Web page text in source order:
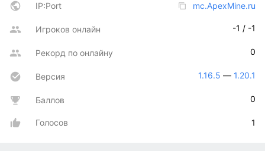
IP:Port mc.ApexMine.ru
Игроков онлайн -1 / -1
Рекорд по онлайну 0
Версия 1.16.5 — 1.20.1
Баллов 0
Голосов 1